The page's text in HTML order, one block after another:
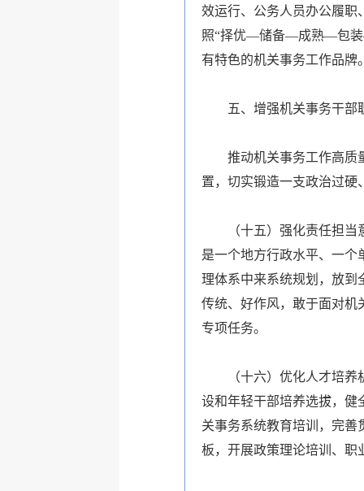
效运行、公务人员办公履职
照“择优—储备—成熟—包装
有特色的机关事务工作品牌
五、增强机关事务干
推动机关事务工作高质
置，切实锻造一支政治过硬
（十五）强化责任担
是一个地方行政水平、一个
理体系中来系统规划，放到
传统、好作风，敢于面对机
专项任务。
（十六）优化人才培
设和年轻干部培养选拔，健
关事务系统教育培训，完善
板，开展政策理论培训、职